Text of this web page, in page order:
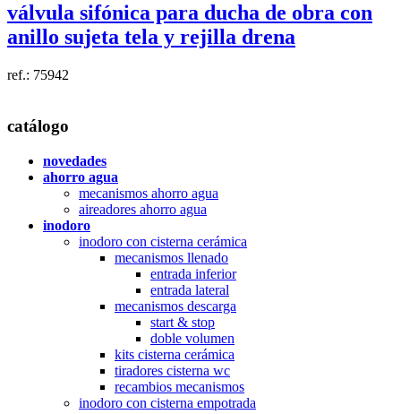
válvula sifónica para ducha de obra con
anillo sujeta tela y rejilla drena
ref.: 75942
catálogo
novedades
ahorro agua
mecanismos ahorro agua
aireadores ahorro agua
inodoro
inodoro con cisterna cerámica
mecanismos llenado
entrada inferior
entrada lateral
mecanismos descarga
start & stop
doble volumen
kits cisterna cerámica
tiradores cisterna wc
recambios mecanismos
inodoro con cisterna empotrada